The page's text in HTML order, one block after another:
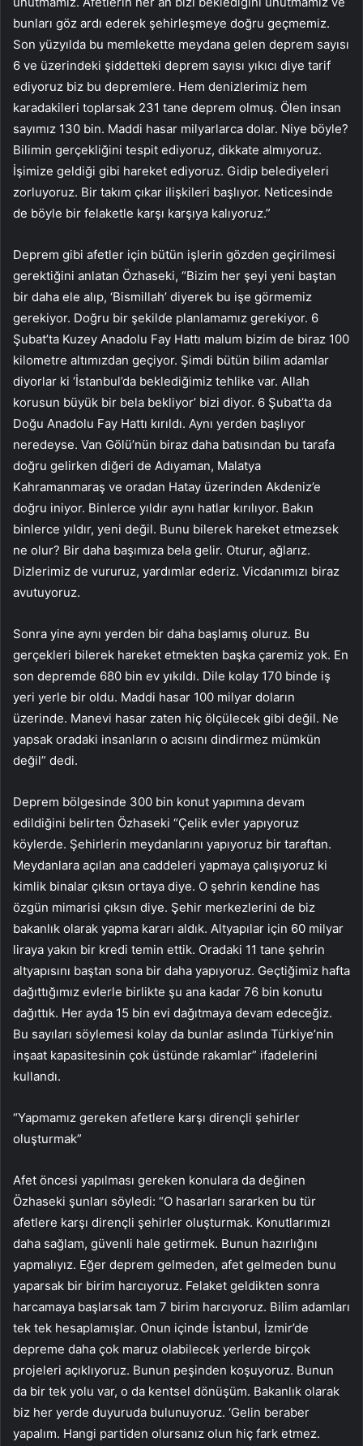
bunları göz ardı ederek şehirleşmeye doğru geçmemiz.
Son yüzyılda bu memlekette meydana gelen deprem sayısı
6 ve üzerindeki şiddetteki deprem sayısı yıkıcı diye tarif
ediyoruz biz bu depremlere. Hem denizlerimiz hem
karadakileri toplarsak 231 tane deprem olmuş. Ölen insan
sayımız 130 bin. Maddi hasar milyarlarca dolar. Niye böyle?
Bilimin gerçekliğini tespit ediyoruz, dikkate almıyoruz.
İşimize geldiği gibi hareket ediyoruz. Gidip belediyeleri
zorluyoruz. Bir takım çıkar ilişkileri başlıyor. Neticesinde
de böyle bir felaketle karşı karşıya kalıyoruz.”
Deprem gibi afetler için bütün işlerin gözden geçirilmesi
gerektiğini anlatan Özhaseki, “Bizim her şeyi yeni baştan
bir daha ele alıp, ‘Bismillah’ diyerek bu işe görmemiz
gerekiyor. Doğru bir şekilde planlamamız gerekiyor. 6
Şubat’ta Kuzey Anadolu Fay Hattı malum bizim de biraz 100
kilometre altımızdan geçiyor. Şimdi bütün bilim adamlar
diyorlar ki ‘İstanbul’da beklediğimiz tehlike var. Allah
korusun büyük bir bela bekliyor’ bizi diyor. 6 Şubat’ta da
Doğu Anadolu Fay Hattı kırıldı. Aynı yerden başlıyor
neredeyse. Van Gölü’nün biraz daha batısından bu tarafa
doğru gelirken diğeri de Adıyaman, Malatya
Kahramanmaraş ve oradan Hatay üzerinden Akdeniz’e
doğru iniyor. Binlerce yıldır aynı hatlar kırılıyor. Bakın
binlerce yıldır, yeni değil. Bunu bilerek hareket etmezsek
ne olur? Bir daha başımıza bela gelir. Oturur, ağlarız.
Dizlerimiz de vururuz, yardımlar ederiz. Vicdanımızı biraz
avutuyoruz.
Sonra yine aynı yerden bir daha başlamış oluruz. Bu
gerçekleri bilerek hareket etmekten başka çaremiz yok. En
son depremde 680 bin ev yıkıldı. Dile kolay 170 binde iş
yeri yerle bir oldu. Maddi hasar 100 milyar doların
üzerinde. Manevi hasar zaten hiç ölçülecek gibi değil. Ne
yapsak oradaki insanların o acısını dindirmez mümkün
değil” dedi.
Deprem bölgesinde 300 bin konut yapımına devam
edildiğini belirten Özhaseki “Çelik evler yapıyoruz
köylerde. Şehirlerin meydanlarını yapıyoruz bir taraftan.
Meydanlara açılan ana caddeleri yapmaya çalışıyoruz ki
kimlik binalar çıksın ortaya diye. O şehrin kendine has
özgün mimarisi çıksın diye. Şehir merkezlerini de biz
bakanlık olarak yapma kararı aldık. Altyapılar için 60 milyar
liraya yakın bir kredi temin ettik. Oradaki 11 tane şehrin
altyapısını baştan sona bir daha yapıyoruz. Geçtiğimiz hafta
dağıttığımız evlerle birlikte şu ana kadar 76 bin konutu
dağıttık. Her ayda 15 bin evi dağıtmaya devam edeceğiz.
Bu sayıları söylemesi kolay da bunlar aslında Türkiye’nin
inşaat kapasitesinin çok üstünde rakamlar” ifadelerini
kullandı.
“Yapmamız gereken afetlere karşı dirençli şehirler
oluşturmak”
Afet öncesi yapılması gereken konulara da değinen
Özhaseki şunları söyledi: “O hasarları sararken bu tür
afetlere karşı dirençli şehirler oluşturmak. Konutlarımızı
daha sağlam, güvenli hale getirmek. Bunun hazırlığını
yapmalıyız. Eğer deprem gelmeden, afet gelmeden bunu
yaparsak bir birim harcıyoruz. Felaket geldikten sonra
harcamaya başlarsak tam 7 birim harcıyoruz. Bilim adamları
tek tek hesaplamışlar. Onun içinde İstanbul, İzmir’de
depreme daha çok maruz olabilecek yerlerde birçok
projeleri açıklıyoruz. Bunun peşinden koşuyoruz. Bunun
da bir tek yolu var, o da kentsel dönüşüm. Bakanlık olarak
biz her yerde duyuruda bulunuyoruz. ‘Gelin beraber
yapalım. Hangi partiden olursanız olun hiç fark etmez.